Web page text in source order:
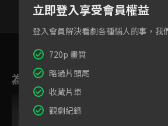
為您推薦
立即登入享受會員權益
登入會員解決看劇各種惱人的事，我
720p 畫質
略過片頭尾
收藏片單
觀劇紀錄